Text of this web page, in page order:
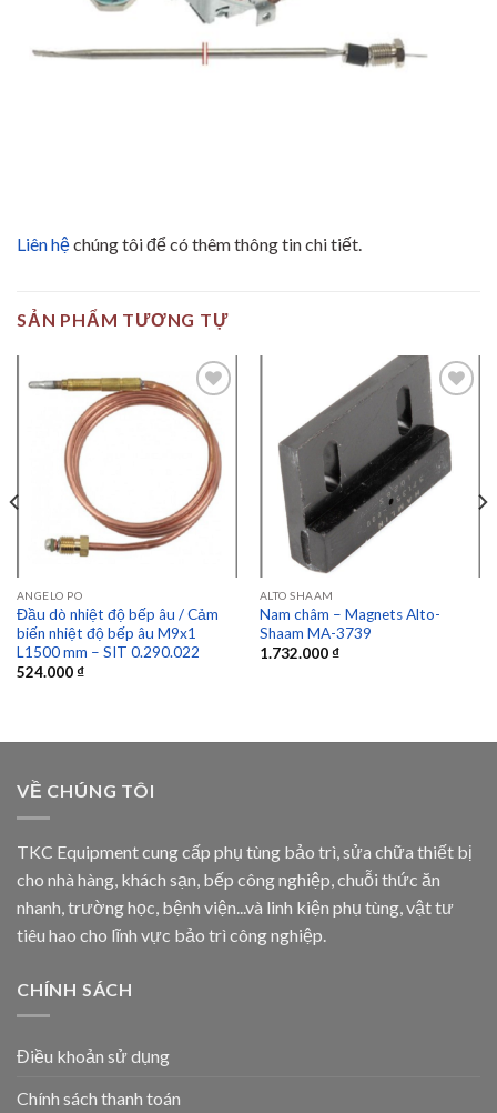
Liên hệchúng tôi để có thêm thông tin chi tiết.
SẢN PHẨM TƯƠNG TỰ
Add to
wishlist
ANGELO PO
Đầu dò nhiệt độ bếp âu / Cảm
biến nhiệt độ bếp âu M9x1
L1500 mm – SIT 0.290.022
524.000₫
Add to
wishlist
ALTO SHAAM
Nam châm – Magnets Alto-
Shaam MA-3739
1.732.000₫
VỀ CHÚNG TÔI
TKC Equipment cung cấp phụ tùng bảo trì, sửa chữa thiết bị
cho nhà hàng, khách sạn, bếp công nghiệp, chuỗi thức ăn
nhanh, trường học, bệnh viện...và linh kiện phụ tùng, vật tư
tiêu hao cho lĩnh vực bảo trì công nghiệp.
CHÍNH SÁCH
Điều khoản sử dụng
Chính sách thanh toán